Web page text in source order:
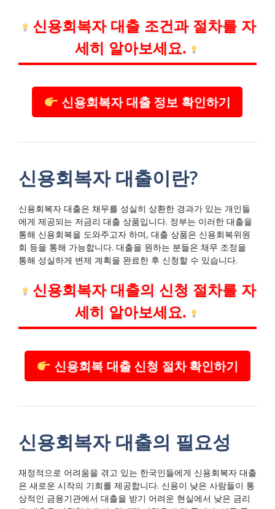
신용회복자 대출 조건과 절차를 자
세히 알아보세요.
신용회복자 대출 정보 확인하기
신용회복자 대출이란?
신용회복자 대출은 채무를 성실히 상환한 경과가 있는 개인들
에게 제공되는 저금리 대출 상품입니다. 정부는 이러한 대출을
통해 신용회복을 도와주고자 하며, 대출 상품은 신용회복위원
회 등을 통해 가능합니다. 대출을 원하는 분들은 채무 조정을
통해 성실하게 변제 계획을 완료한 후 신청할 수 있습니다.
신용회복자 대출의 신청 절차를 자
세히 알아보세요.
신용회복 대출 신청 절차 확인하기
신용회복자 대출의 필요성
재정적으로 어려움을 겪고 있는 한국인들에게 신용회복자 대출
은 새로운 시작의 기회를 제공합니다. 신용이 낮은 사람들이 통
상적인 금융기관에서 대출을 받기 어려운 현실에서 낮은 금리